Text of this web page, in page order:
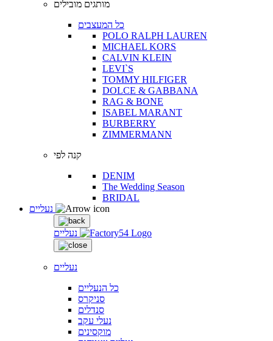
מותגים מובילים
כל המעצבים
POLO RALPH LAUREN
MICHAEL KORS
CALVIN KLEIN
LEVI`S
TOMMY HILFIGER
DOLCE & GABBANA
RAG & BONE
ISABEL MARANT
BURBERRY
ZIMMERMANN
קנה לפי
DENIM
The Wedding Season
BRIDAL
נעליים
נעליים
כל הנעליים
סניקרס
סנדלים
נעלי עקב
מוקסינים